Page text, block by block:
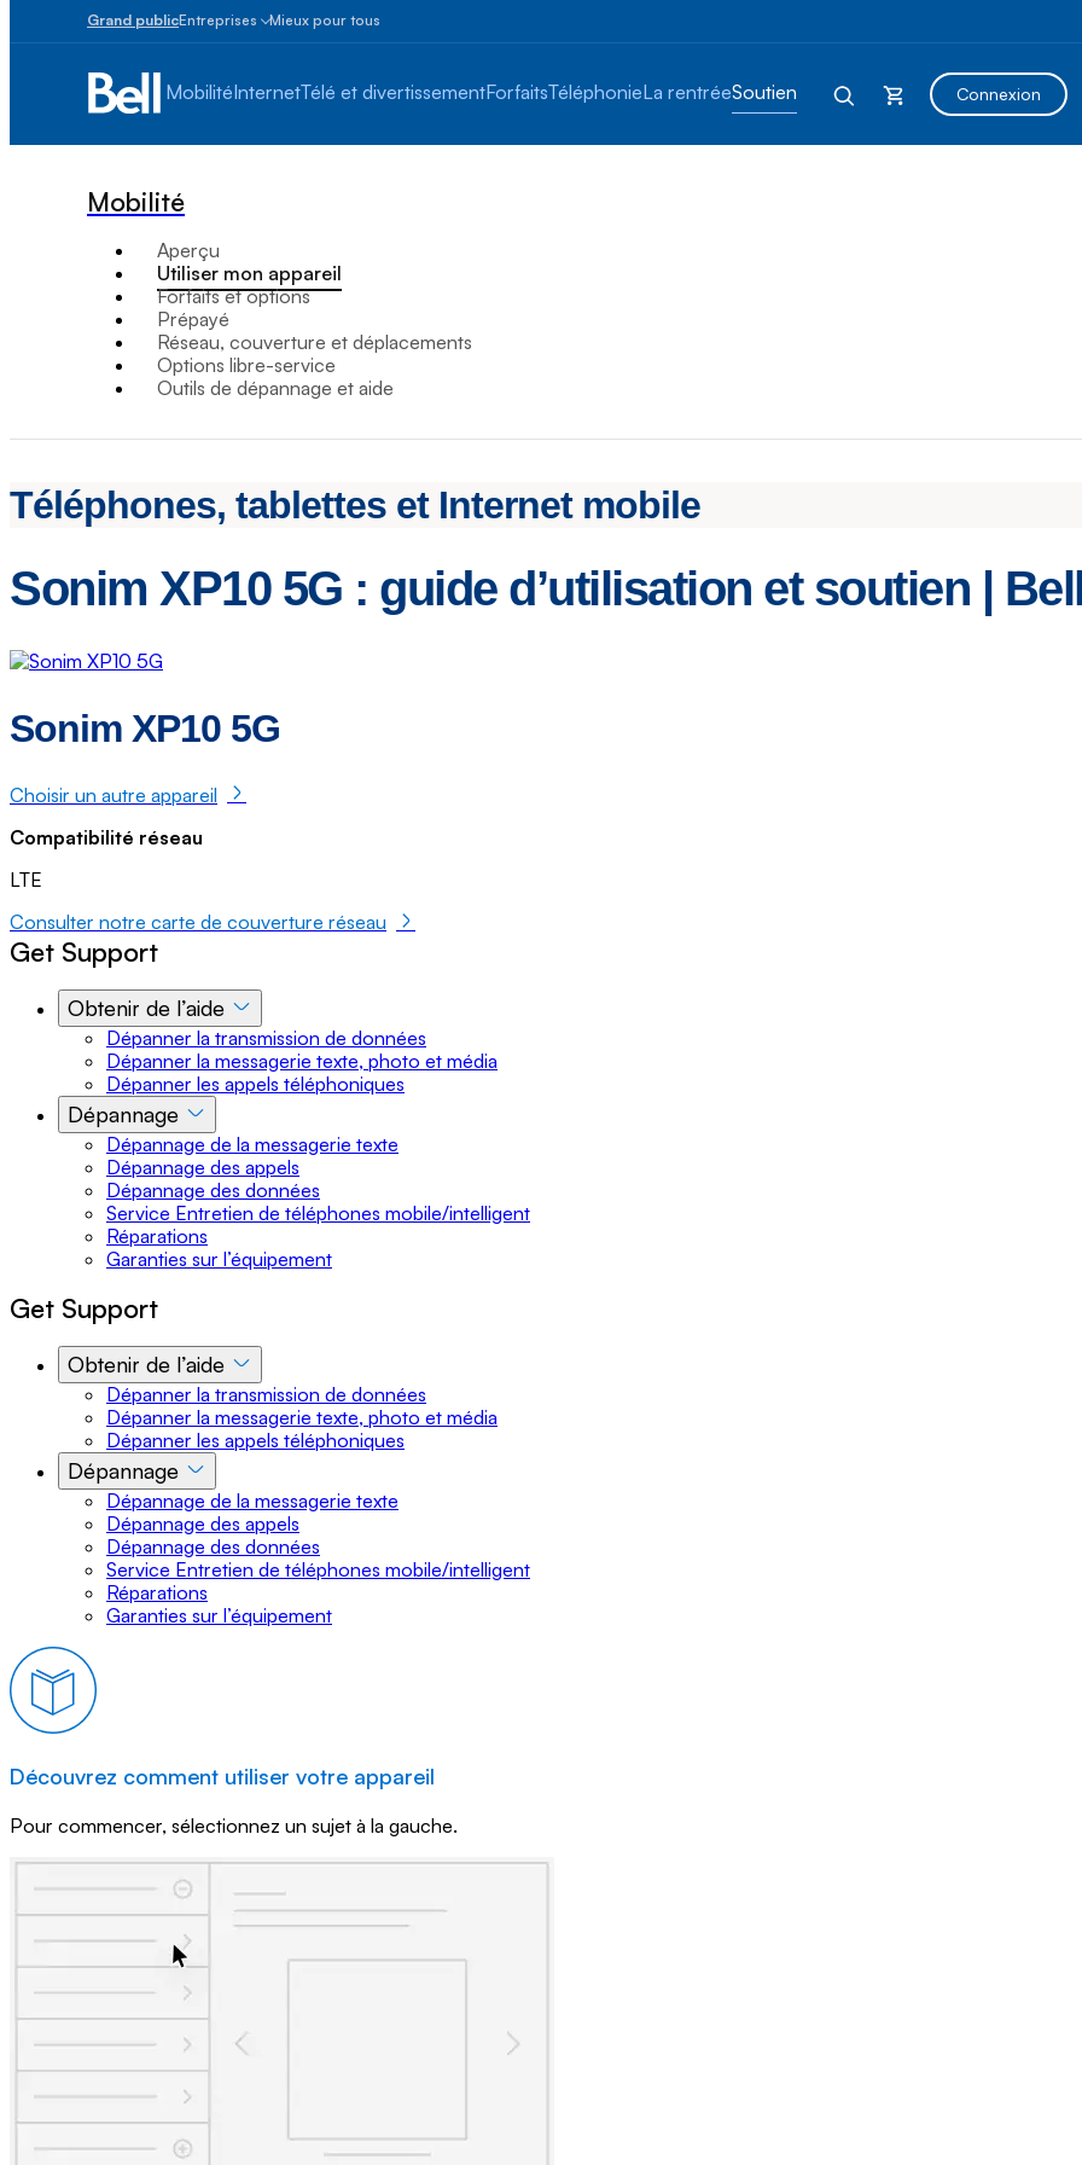
Grand publicEntreprises
entreprises
100
Moyennes
grandes
Plus
de
100
employés
Mieux pour tous
MobilitéInternetTélé et divertissementForfaitsTéléphonieLa rentréeSoutien Connexion
Mobilité
Aperçu
Utiliser mon appareil
Forfaits et options
Prépayé
Réseau, couverture et déplacements
Options libre-service
Outils de dépannage et aide
Téléphones, tablettes et Internet mobile
Sonim XP10 5G : guide d’utilisation et soutien |
Sonim XP10 5G
Choisir un autre appareil
Compatibilité réseau
LTE
Consulter notre carte de couverture réseau
Get Support
Obtenir de l’aide
Dépanner la transmission de données
Dépanner la messagerie texte, photo et média
Dépanner les appels téléphoniques
Dépannage
Dépannage de la messagerie texte
Dépannage des appels
Dépannage des données
Service Entretien de téléphones mobile/intelligent
Réparations
Garanties sur l’équipement
Get Support
Obtenir de l’aide
Dépanner la transmission de données
Dépanner la messagerie texte, photo et média
Dépanner les appels téléphoniques
Dépannage
Dépannage de la messagerie texte
Dépannage des appels
Dépannage des données
Service Entretien de téléphones mobile/intelligent
Réparations
Garanties sur l’équipement
Découvrez comment utiliser votre appareil
Pour commencer, sélectionnez un sujet à la gauche.